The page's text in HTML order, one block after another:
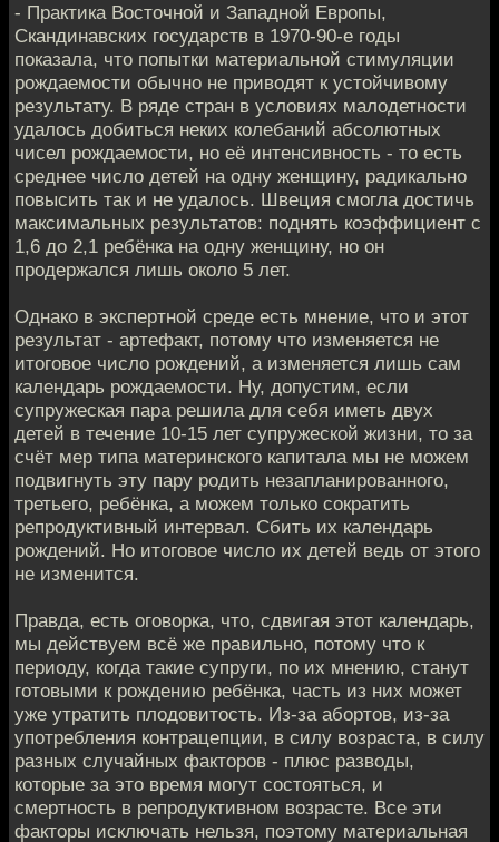
- Практика Восточной и Западной Европы,
Скандинавских государств в 1970-90-е годы
показала, что попытки материальной стимуляции
рождаемости обычно не приводят к устойчивому
результату. В ряде стран в условиях малодетности
удалось добиться неких колебаний абсолютных
чисел рождаемости, но её интенсивность - то есть
среднее число детей на одну женщину, радикально
повысить так и не удалось. Швеция смогла достичь
максимальных результатов: поднять коэффициент с
1,6 до 2,1 ребёнка на одну женщину, но он
продержался лишь около 5 лет.
Однако в экспертной среде есть мнение, что и этот
результат - артефакт, потому что изменяется не
итоговое число рождений, а изменяется лишь сам
календарь рождаемости. Ну, допустим, если
супружеская пара решила для себя иметь двух
детей в течение 10-15 лет супружеской жизни, то за
счёт мер типа материнского капитала мы не можем
подвигнуть эту пару родить незапланированного,
третьего, ребёнка, а можем только сократить
репродуктивный интервал. Сбить их календарь
рождений. Но итоговое число их детей ведь от этого
не изменится.
Правда, есть оговорка, что, сдвигая этот календарь,
мы действуем всё же правильно, потому что к
периоду, когда такие супруги, по их мнению, станут
готовыми к рождению ребёнка, часть из них может
уже утратить плодовитость. Из-за абортов, из-за
употребления контрацепции, в силу возраста, в силу
разных случайных факторов - плюс разводы,
которые за это время могут состояться, и
смертность в репродуктивном возрасте. Все эти
факторы исключать нельзя, поэтому материальная